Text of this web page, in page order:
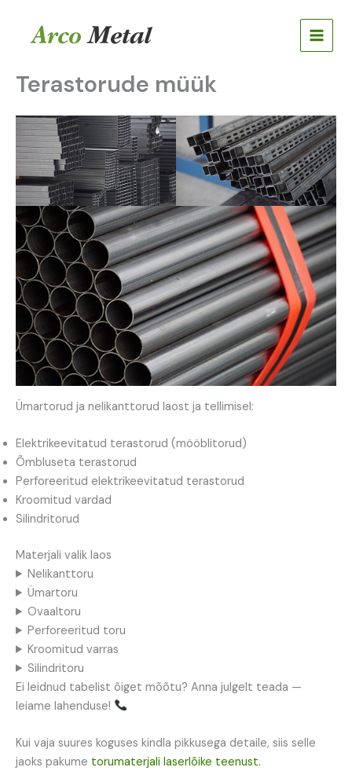
content
Terastorude müük
Ümartorud ja nelikanttorud laost ja tellimisel:
Elektrikeevitatud terastorud (mööblitorud)
Õmbluseta terastorud
Perforeeritud elektrikeevitatud terastorud
Kroomitud vardad
Silindritorud
Materjali valik laos
Nelikanttoru
Ümartoru
Ovaaltoru
Perforeeritud toru
Kroomitud varras
Silindritoru
Ei leidnud tabelist õiget mõõtu? Anna julgelt teada —
leiame lahenduse!
Kui vaja suures koguses kindla pikkusega detaile, siis selle
jaoks pakume torumaterjali laserlõike teenust.